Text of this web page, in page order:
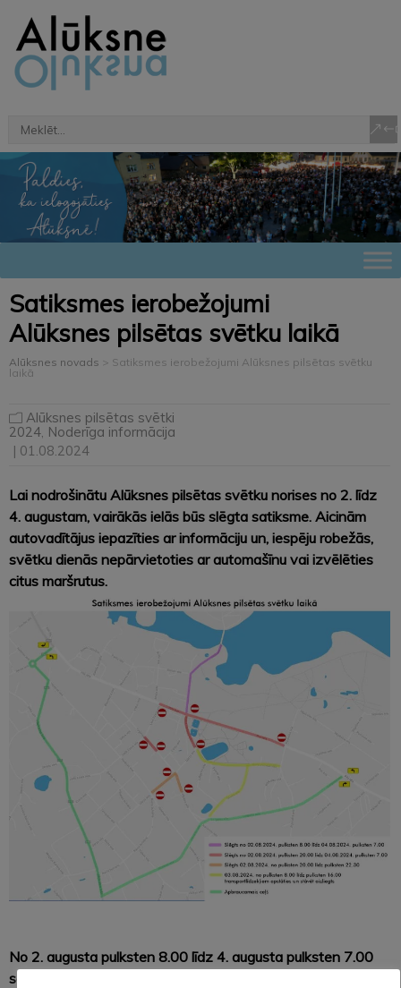
Satiksmes ierobežojumi
Alūksnes pilsētas svētku laikā
Alūksnes novads > Satiksmes ierobežojumi Alūksnes pilsētas svētku
laikā
Alūksnes pilsētas svētki
2024 Noderīga informācija
| 01.08.2024
Lai nodrošinātu Alūksnes pilsētas svētku norises no 2. līdz
4. augustam, vairākās ielās būs slēgta satiksme. Aicinām
autovadītājus iepazīties ar informāciju un, iespēju robežās,
svētku dienās nepārvietoties ar automašīnu vai izvēlēties
citus maršrutus.
No 2. augusta pulksten 8.00 līdz 4. augusta pulksten 7.00
satiksme slēgta: